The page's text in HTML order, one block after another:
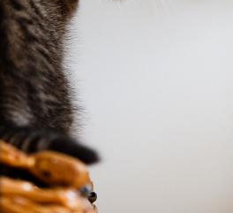
Dogfrisbee
Další psí sporty
Jiná zvěřena
Kočky
Koně